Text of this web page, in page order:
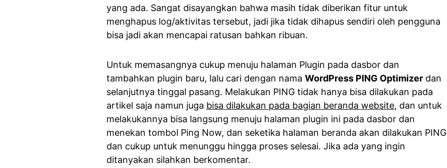
yang ada. Sangat disayangkan bahwa masih tidak diberikan fitur untuk
menghapus log/aktivitas tersebut, jadi jika tidak dihapus sendiri oleh pengguna
bisa jadi akan mencapai ratusan bahkan ribuan.
Untuk memasangnya cukup menuju halaman Plugin pada dasbor dan
tambahkan plugin baru, lalu cari dengan nama WordPress PING Optimizer dan
selanjutnya tinggal pasang. Melakukan PING tidak hanya bisa dilakukan pada
artikel saja namun juga bisa dilakukan pada bagian beranda website, dan untuk
melakukannya bisa langsung menuju halaman plugin ini pada dasbor dan
menekan tombol Ping Now, dan seketika halaman beranda akan dilakukan PING
dan cukup untuk menunggu hingga proses selesai. Jika ada yang ingin
ditanyakan silahkan berkomentar.